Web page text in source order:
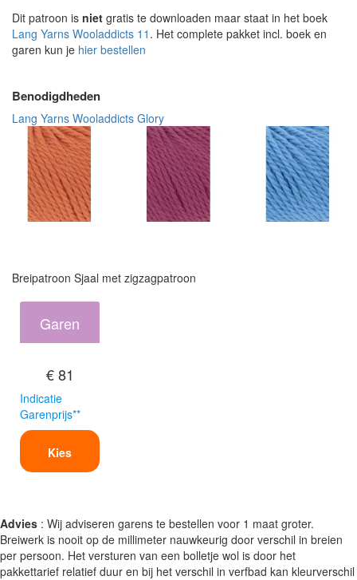
Dit patroon is niet gratis te downloaden maar staat in het boek
Lang Yarns Wooladdicts 11 . Het complete pakket incl. boek en
garen kun je hier bestellen
Benodigdheden
Lang Yarns Wooladdicts Glory
Breipatroon Sjaal met zigzagpatroon
Garen
€ 81
Indicatie
Garenprijs**
Kies
Advies : Wij adviseren garens te bestellen voor 1 maat groter.
Breiwerk is nooit op de millimeter nauwkeurig door verschil in breien
per persoon. Het versturen van een bolletje wol is door het
pakkettarief relatief duur en bij het verschil in verfbad kan kleurverschil